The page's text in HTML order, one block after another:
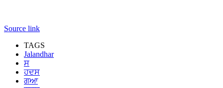
Source link
TAGS
Jalandhar
ਸ
ਹਦਸ
ਗਆ